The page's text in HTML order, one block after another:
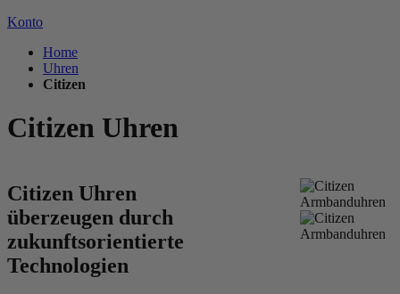
Konto
Home
Uhren
Citizen
Citizen Uhren
Citizen Uhren
überzeugen durch
zukunftsorientierte
Technologien